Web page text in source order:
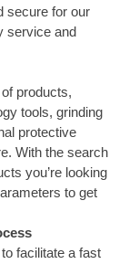
secure for our
service and
products,
tools, grinding
protective
With the search
you’re looking
to get
facilitate a fast